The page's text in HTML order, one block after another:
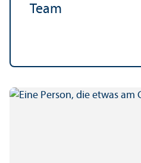
Team